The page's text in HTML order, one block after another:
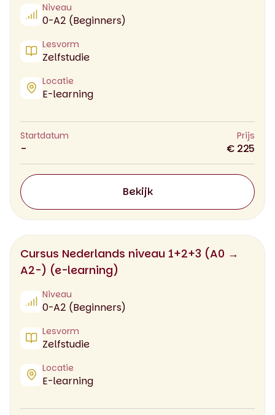
Niveau
0-A2 (Beginners)
Lesvorm
Zelfstudie
Locatie
E-learning
Startdatum
-
Prijs
€ 225
Bekijk
Cursus Nederlands niveau 1+2+3 (A0 →
A2-) (e-learning)
Niveau
0-A2 (Beginners)
Lesvorm
Zelfstudie
Locatie
E-learning